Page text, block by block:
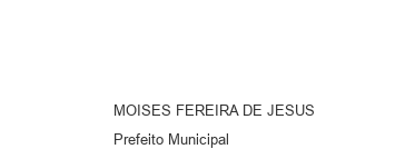
MOISES FEREIRA DE JESUS
Prefeito Municipal